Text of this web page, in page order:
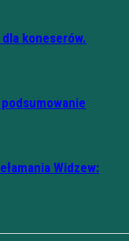
koneserów.
Widzew: